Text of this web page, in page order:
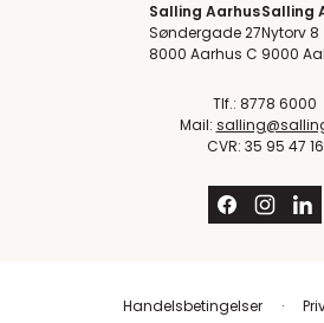
Salling Aarhus
Søndergade 27
8000 Aarhus C
Salling
Nytorv 8
9000
Tlf.: 8778 6000
Mail:
CVR: 35 95 47 16
Handelsbetingelser